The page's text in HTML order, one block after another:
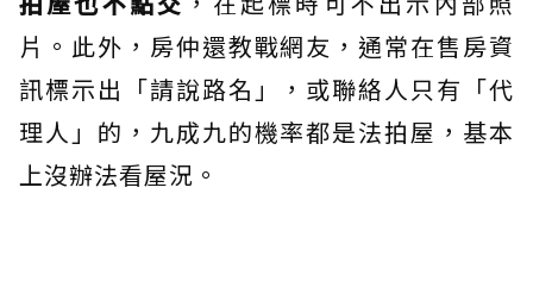
片。此外，房仲還教戰網友，通常在售房資
訊標示出「請說路名」，或聯絡人只有「代
理人」的，九成九的機率都是法拍屋，基本
上沒辦法看屋況。